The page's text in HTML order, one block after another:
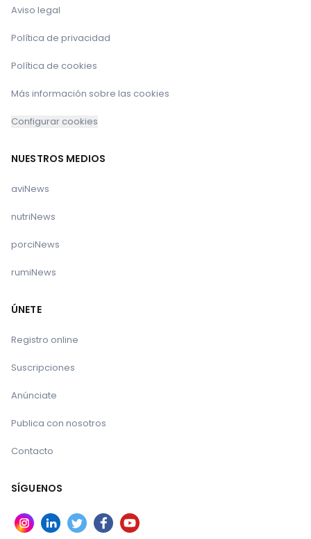
Aviso legal
Política de privacidad
Política de cookies
Más información sobre las cookies
Configurar cookies
NUESTROS MEDIOS
aviNews
nutriNews
porciNews
rumiNews
ÚNETE
Registro online
Suscripciones
Anúnciate
Publica con nosotros
Contacto
SÍGUENOS